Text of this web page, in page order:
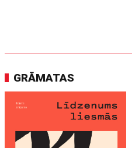
GRĀMATAS